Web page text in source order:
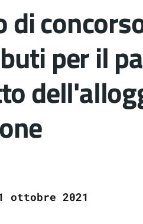
di
per il
ottobre 2021